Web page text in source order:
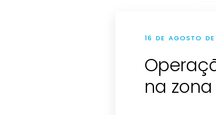
16 DE AGOSTO
na